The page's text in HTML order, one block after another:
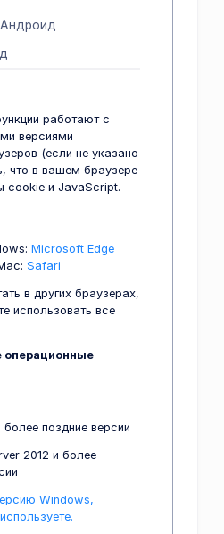
Андроид
работают с
версиями
(если не указано
что в вашем браузере
cookie и JavaScript.
Microsoft Edge
Safari
в других браузерах,
использовать все
поздние версии
2012 и более
Windows,